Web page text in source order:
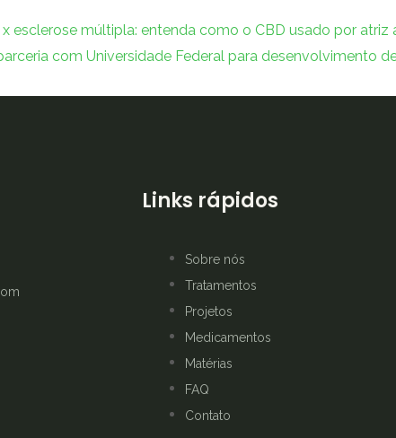
esclerose múltipla: entenda como o CBD usado por
com Universidade Federal para desenvolvimento
Links rápidos
Sobre nós
Tratamentos
Projetos
Medicamentos
Matérias
FAQ
Contato